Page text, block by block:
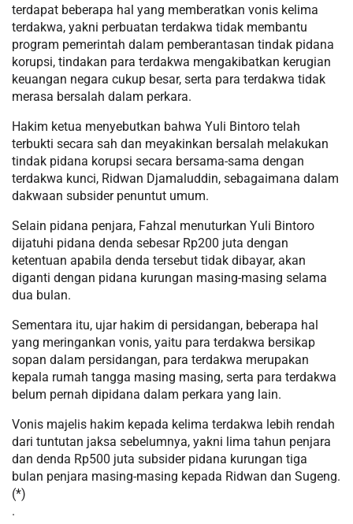
terdapat beberapa hal yang memberatkan vonis kelima
terdakwa, yakni perbuatan terdakwa tidak membantu
program pemerintah dalam pemberantasan tindak pidana
korupsi, tindakan para terdakwa mengakibatkan kerugian
keuangan negara cukup besar, serta para terdakwa tidak
merasa bersalah dalam perkara.
Hakim ketua menyebutkan bahwa Yuli Bintoro telah
terbukti secara sah dan meyakinkan bersalah melakukan
tindak pidana korupsi secara bersama-sama dengan
terdakwa kunci, Ridwan Djamaluddin, sebagaimana dalam
dakwaan subsider penuntut umum.
Selain pidana penjara, Fahzal menuturkan Yuli Bintoro
dijatuhi pidana denda sebesar Rp200 juta dengan
ketentuan apabila denda tersebut tidak dibayar, akan
diganti dengan pidana kurungan masing-masing selama
dua bulan.
Sementara itu, ujar hakim di persidangan, beberapa hal
yang meringankan vonis, yaitu para terdakwa bersikap
sopan dalam persidangan, para terdakwa merupakan
kepala rumah tangga masing masing, serta para terdakwa
belum pernah dipidana dalam perkara yang lain.
Vonis majelis hakim kepada kelima terdakwa lebih rendah
dari tuntutan jaksa sebelumnya, yakni lima tahun penjara
dan denda Rp500 juta subsider pidana kurungan tiga
bulan penjara masing-masing kepada Ridwan dan Sugeng.
(*)
.